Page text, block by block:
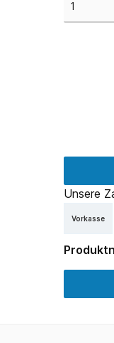
Unsere
Vorkasse